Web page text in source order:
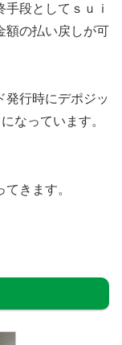
段としてｓｕｉ
額の払い戻しが可
発行時にデポジッ
なっています。
きます。